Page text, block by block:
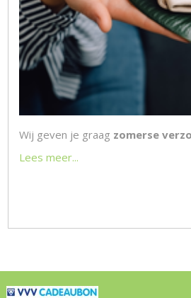
Wij geven je graag zomerse
Lees meer...